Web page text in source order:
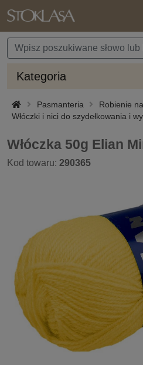
Kategoria
Pasmanteria
Robienie
Włóczki i nici do szydełkowania i
Włóczka 50g Elian
Kod towaru: 290365